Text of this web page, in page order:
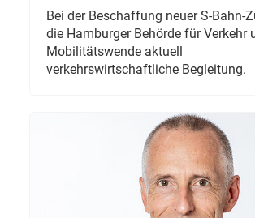
Bei der Beschaffung neuer S-Bahn-
die Hamburger Behörde für Verkehr
Mobilitätswende aktuell
verkehrswirtschaftliche Begleitung.